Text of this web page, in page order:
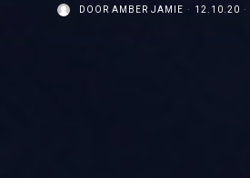
DOOR AMBER JAMIE 12.10.20